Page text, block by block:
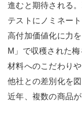
進むと期待される
テストにノミネー
高付加価値化に力
M」で収穫された
材料へのこだわり
他社との差別化を図
近年、複数の商品が